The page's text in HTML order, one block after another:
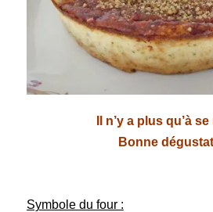
Il n’y a plus qu’à
Bonne
Symbole du four :